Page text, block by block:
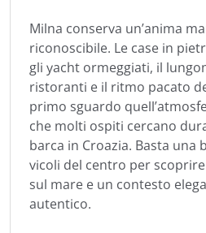
Milna conserva un’anima
riconoscibile. Le case in
gli yacht ormeggiati, il
ristoranti e il ritmo pacato
primo sguardo
che molti ospiti cercano
barca in Croazia. Basta una
vicoli del centro per
sul mare e un contesto
autentico.